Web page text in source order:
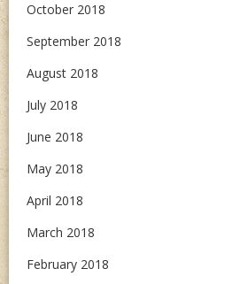
October 2018
September 2018
August 2018
July 2018
June 2018
May 2018
April 2018
March 2018
February 2018